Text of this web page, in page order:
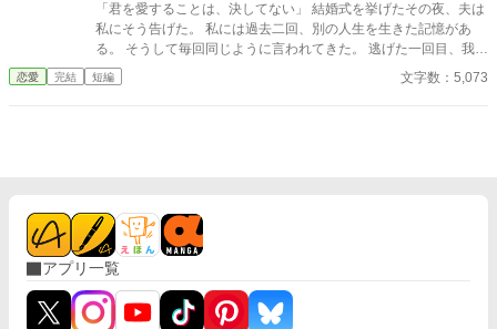
「君を愛することは、決してない」 結婚式を挙げたその夜、夫は
私にそう告げた。 私には過去二回、別の人生を生きた記憶があ
る。 そうして毎回同じように言われてきた。 逃げた一回目、我慢
した二回目。いずれも上手くいかなかった。 だから今回は。
恋愛 完結 短編 文字数：5,073
アプリ一覧